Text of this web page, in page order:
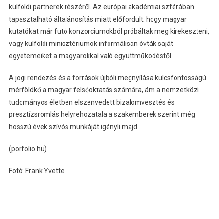
külföldi partnerek részéről. Az európai akadémiai szférában
tapasztalható általánosítás miatt előfordult, hogy magyar
kutatókat már futó konzorciumokból próbáltak meg kirekeszteni,
vagy külföldi minisztériumok informálisan óvták saját
egyetemeiket a magyarokkal való együttműködéstől.
A jogi rendezés és a források újbóli megnyílása kulcsfontosságú
mérföldkő a magyar felsőoktatás számára, ám a nemzetközi
tudományos életben elszenvedett bizalomvesztés és
presztízsromlás helyrehozatala a szakemberek szerint még
hosszú évek szívós munkáját igényli majd.
(porfolio.hu)
Fotó: Frank Yvette